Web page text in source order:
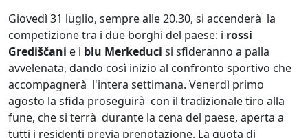
Giovedì 31 luglio, sempre alle 20.30, si accenderà la
competizione tra i due borghi del paese: i rossi
Grediščani e i blu Merkeduci si sfideranno a palla
avvelenata, dando così inizio al confronto sportivo che
accompagnerà l'intera settimana. Venerdì primo
agosto la sfida proseguirà con il tradizionale tiro alla
fune, che si terrà durante la cena del paese, aperta a
tutti i residenti previa prenotazione. La quota di